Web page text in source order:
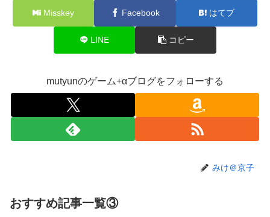
えフォームや』『打球の伸びがすごい』
【画像】坂口杏里、逃走してウ●カスまで晒されるｗｗｗｗ
【動画】甲子園の女性審判、大誤審で炎上
【画像】キングダムの河了貂、「あったけぇ壁」に引き続き
更に味方をぶっ殺す作戦を実行する
トランプ「イランが核兵器を作れば、イタリアを2分で消滅
った作品
Misskey Facebook はてブ
LINE コピー
mutyunのゲーム+αブログをフォローする
みけ＠京子
おすすめ記事一覧③